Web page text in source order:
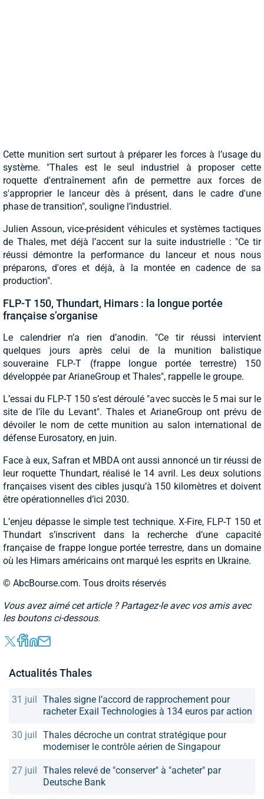
Cette munition sert surtout à préparer les forces à l’usage du
système. "Thales est le seul industriel à proposer cette
roquette d'entraînement afin de permettre aux forces de
s'approprier le lanceur dès à présent, dans le cadre d'une
phase de transition", souligne l’industriel.
Julien Assoun, vice-président véhicules et systèmes tactiques
de Thales, met déjà l’accent sur la suite industrielle : "Ce tir
réussi démontre la performance du lanceur et nous nous
préparons, d'ores et déjà, à la montée en cadence de sa
production".
FLP-T 150, Thundart, Himars : la longue portée
française s’organise
Le calendrier n’a rien d’anodin. "Ce tir réussi intervient
quelques jours après celui de la munition balistique
souveraine FLP-T (frappe longue portée terrestre) 150
développée par ArianeGroup et Thales", rappelle le groupe.
L’essai du FLP-T 150 s’est déroulé "avec succès le 5 mai sur le
site de l'île du Levant". Thales et ArianeGroup ont prévu de
dévoiler le nom de cette munition au salon international de
défense Eurosatory, en juin.
Face à eux, Safran et MBDA ont aussi annoncé un tir réussi de
leur roquette Thundart, réalisé le 14 avril. Les deux solutions
françaises visent des cibles jusqu’à 150 kilomètres et doivent
être opérationnelles d’ici 2030.
L’enjeu dépasse le simple test technique. X-Fire, FLP-T 150 et
Thundart s’inscrivent dans la recherche d’une capacité
française de frappe longue portée terrestre, dans un domaine
où les Himars américains ont marqué les esprits en Ukraine.
© AbcBourse.com. Tous droits réservés
Vous avez aimé cet article ? Partagez-le avec vos amis avec
les boutons ci-dessous.
Actualités Thales
31 juil Thales signe l’accord de rapprochement pour
racheter Exail Technologies à 134 euros par action
30 juil Thales décroche un contrat stratégique pour
moderniser le contrôle aérien de Singapour
27 juil Thales relevé de "conserver" à "acheter" par
Deutsche Bank